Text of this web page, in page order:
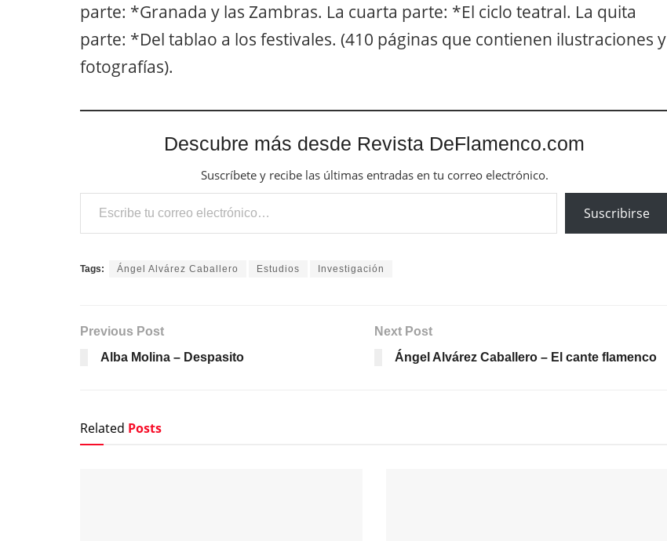
parte: *Granada y las Zambras. La cuarta parte: *El ciclo teatral. La quita
parte: *Del tablao a los festivales. (410 páginas que contienen ilustraciones y
fotografías).
Descubre más desde Revista DeFlamenco.com
Suscríbete y recibe las últimas entradas en tu correo electrónico.
Escribe tu correo electrónico…
Suscribirse
Tags: Ángel Alvárez Caballero Estudios Investigación
Previous Post
Alba Molina – Despasito
Next Post
Ángel Alvárez Caballero – El cante flamenco
Related Posts